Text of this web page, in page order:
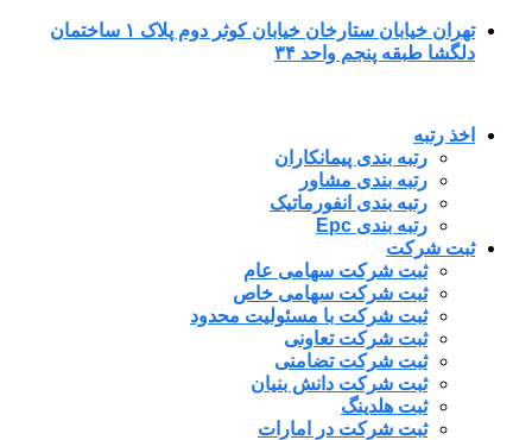
پرش
تهران خیابان ستارخان خیابان کوثر دوم پلاک ۱ ساختمان
دلگشا طبقه پنجم واحد ۳۴
اخذ رتبه
رتبه بندی پیمانکاران
رتبه بندی مشاور
رتبه بندی انفورماتیک
رتبه بندی Epc
ثبت شرکت
ثبت شرکت سهامی عام
ثبت شرکت سهامی خاص
ثبت شرکت با مسئولیت محدود
ثبت شرکت تعاونی
ثبت شرکت تضامنی
ثبت شرکت دانش بنیان
ثبت هلدینگ
ثبت شرکت در امارات